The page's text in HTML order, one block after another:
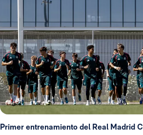
Primer entrenamiento del Real Madrid C